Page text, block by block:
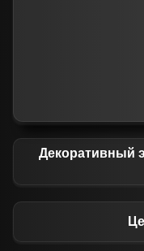
Декоративный